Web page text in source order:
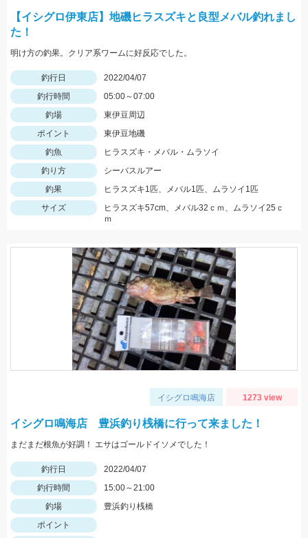
【イシグロ伊東店】地磯ヒラスズキと良型メバル釣れまし
た！
明け方の釣果。クリア系ワームに好反応でした。
釣行日
2022/04/07
釣行時間
05:00～07:00
釣場
東伊豆周辺
ポイント
東伊豆地磯
釣魚
ヒラスズキ・メバル・ムラソイ
釣り方
シーバスルアー
釣果
ヒラスズキ1匹、メバル1匹、ムラソイ1匹
サイズ
ヒラスズキ57cm、メバル32ｃｍ、ムラソイ25ｃ
ｍ
イシグロ鳴海店 1273 view
イシグロ鳴海店 豊浜釣り桟橋に行って来ました！
まだまだ根魚が好調！ エサはゴールドイソメでした！
釣行日
2022/04/07
釣行時間
15:00～21:00
釣場
豊浜釣り桟橋
ポイント